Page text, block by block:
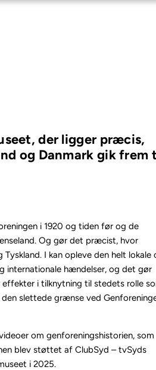
der ligger præcis,
og Danmark gik frem
i 1920 og tiden før og de
Og gør det præcist, hvor
I kan opleve den helt lokale
internationale hændelser, og det gør
i tilknytning til stedets rolle
slettede grænse ved
om genforeningshistorien, som
blev støttet af ClubSyd – tvSyds
i 2025.